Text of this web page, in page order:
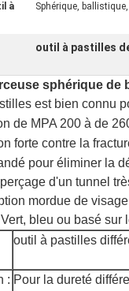
à
Sphérique,
outil à pastilles
sphérique de
est bien connu
de MPA 200 à de
forte contre la
pour éliminer la
d'un tunnel
mordue de
bleu ou basé
outil à pastilles
: Pour la dureté